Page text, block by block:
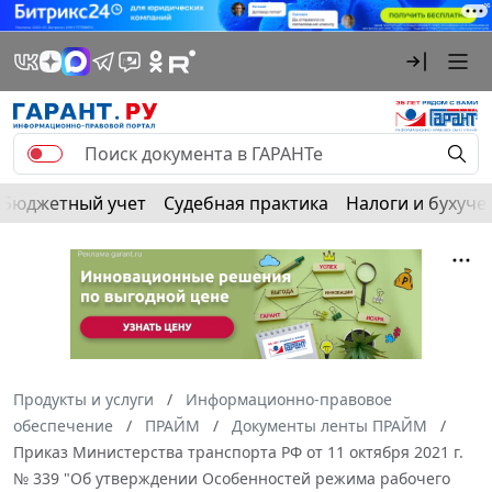
Бюджетный учет Судебная практика Налоги и
Продукты и услуги
Информационно-правовое
обеспечение
ПРАЙМ
Документы ленты ПРАЙМ
Приказ Министерства транспорта РФ от 11 октября 2021 г.
№ 339 "Об утверждении Особенностей режима рабочего